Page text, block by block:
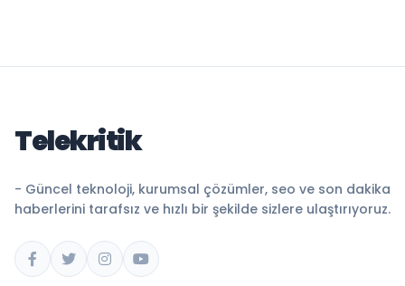
Telekritik
- Güncel teknoloji, kurumsal çözümler, seo ve son dakika
haberlerini tarafsız ve hızlı bir şekilde sizlere ulaştırıyoruz.